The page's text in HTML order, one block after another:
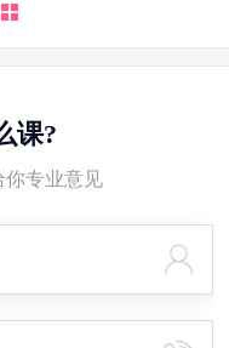
课?
你专业意见